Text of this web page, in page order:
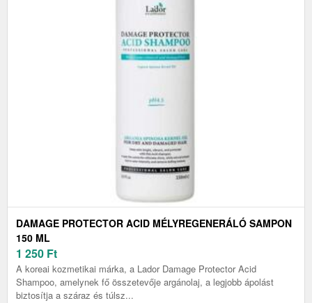
DAMAGE PROTECTOR ACID MÉLYREGENERÁLÓ SAMPON
150 ML
1 250 Ft
A koreai kozmetikai márka, a Lador Damage Protector Acid
Shampoo, amelynek fő összetevője argánolaj, a legjobb ápolást
biztosítja a száraz és túlsz...